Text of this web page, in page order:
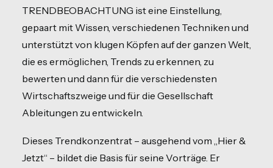
TRENDBEOBACHTUNG ist eine Einstellung,
gepaart mit Wissen, verschiedenen Techniken und
unterstützt von klugen Köpfen auf der ganzen Welt,
die es ermöglichen, Trends zu erkennen, zu
bewerten und dann für die verschiedensten
Wirtschaftszweige und für die Gesellschaft
Ableitungen zu entwickeln.
Dieses Trendkonzentrat – ausgehend vom „Hier &
Jetzt“ – bildet die Basis für seine Vorträge. Er